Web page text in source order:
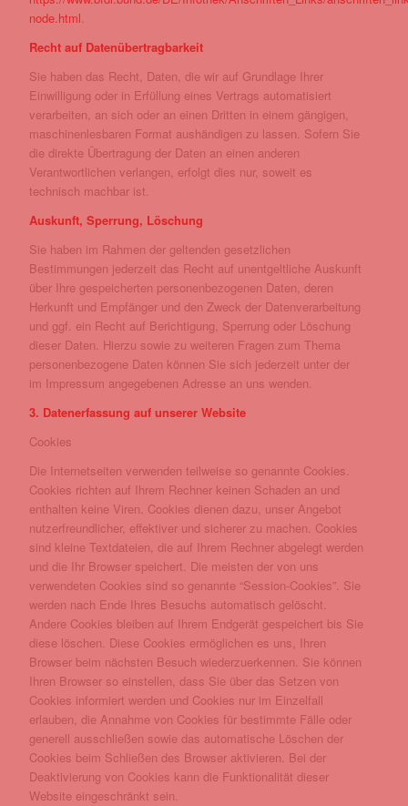
node.html
Recht auf Datenübertragbarkeit
Sie haben das Recht, Daten, die wir auf Grundlage Ihrer
Einwilligung oder in Erfüllung eines Vertrags automatisiert
verarbeiten, an sich oder an einen Dritten in einem gängigen,
maschinenlesbaren Format aushändigen zu lassen. Sofern Sie
die direkte Übertragung der Daten an einen anderen
Verantwortlichen verlangen, erfolgt dies nur, soweit es
technisch machbar ist.
Auskunft, Sperrung, Löschung
Sie haben im Rahmen der geltenden gesetzlichen
Bestimmungen jederzeit das Recht auf unentgeltliche Auskunft
über Ihre gespeicherten personenbezogenen Daten, deren
Herkunft und Empfänger und den Zweck der Datenverarbeitung
und ggf. ein Recht auf Berichtigung, Sperrung oder Löschung
dieser Daten. Hierzu sowie zu weiteren Fragen zum Thema
personenbezogene Daten können Sie sich jederzeit unter der
im Impressum angegebenen Adresse an uns wenden.
3. Datenerfassung auf unserer Website
Cookies
Die Internetseiten verwenden teilweise so genannte Cookies.
Cookies richten auf Ihrem Rechner keinen Schaden an und
enthalten keine Viren. Cookies dienen dazu, unser Angebot
nutzerfreundlicher, effektiver und sicherer zu machen. Cookies
sind kleine Textdateien, die auf Ihrem Rechner abgelegt werden
und die Ihr Browser speichert. Die meisten der von uns
verwendeten Cookies sind so genannte “Session-Cookies”. Sie
werden nach Ende Ihres Besuchs automatisch gelöscht.
Andere Cookies bleiben auf Ihrem Endgerät gespeichert bis Sie
diese löschen. Diese Cookies ermöglichen es uns, Ihren
Browser beim nächsten Besuch wiederzuerkennen. Sie können
Ihren Browser so einstellen, dass Sie über das Setzen von
Cookies informiert werden und Cookies nur im Einzelfall
erlauben, die Annahme von Cookies für bestimmte Fälle oder
generell ausschließen sowie das automatische Löschen der
Cookies beim Schließen des Browser aktivieren. Bei der
Deaktivierung von Cookies kann die Funktionalität dieser
Website eingeschränkt sein.